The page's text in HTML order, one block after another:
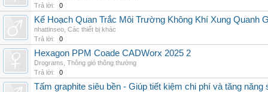
Trả lời:
0
Kế Hoạch Quan Trắc Môi Trường Không Khí Xung Quanh
nhattinseo Các thiết bị khác
Trả lời:
0
Hexagon PPM Coade CADWorx 2025 2
Drograms Thông gió thông thường
Trả lời:
0
Tấm graphite siêu bền - Giúp tiết kiệm chi phí và tăng năng